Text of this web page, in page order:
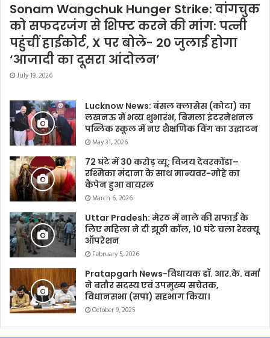
Sonam Wangchuk Hunger Strike: वांगचुक
को सफदरजंग से शिफ्ट करने की मांग: पत्नी
पहुंचीं हाईकोर्ट, X पर बोले- 20 जुलाई होगा
‘आजादी का दूसरा आंदोलन’
July 19, 2026
Lucknow News: बंसल क्लासेस (कोटा) का
लखनऊ में भव्य शुभारंभ, बिमला इंटरनेशनल
पब्लिक स्कूल में नए शैक्षणिक विंग का उद्घाटन
May 31, 2026
72 घंटे में 30 करोड़ व्यू: विजय देवरकोंडा–
रश्मिका मंदाना के साथ मान्यवर-मोहे का
कैंपेन हुआ वायरल
March 6, 2026
Uttar Pradesh: मेरठ में नाले की सफाई के
लिए महिला ने दी झूठी कॉल, 10 घंटे चला रेस्क्यू
ऑपरेशन
February 5, 2026
Pratapgarh News-विधायक डॉ. आर.के. वर्मा
ने बतौर सदस्य एवं उपमुख्य सचेतक,
विधानसभा (सपा) सहभाग किया।
October 9, 2025